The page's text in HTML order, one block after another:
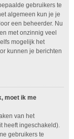
gebruikers te
algemeen kun je je
een beheerder. Nu
met onzinnig veel
mogelijk het
kunnen je berichten
moet ik me
van het
heeft ingeschakeld).
gebruikers te